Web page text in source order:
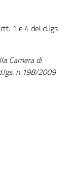
1 e 4 del d.lgs
Camera di
n.198/2009